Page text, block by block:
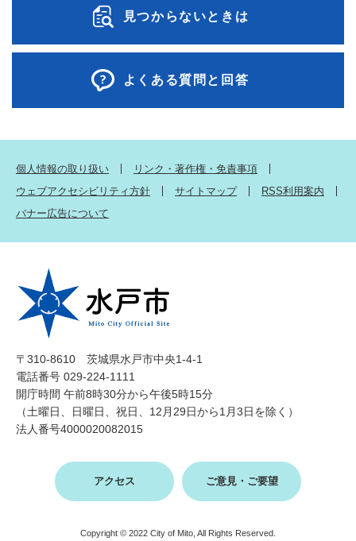
見つからないときは
よくある質問と回答
個人情報の取り扱い
リンク・著作権・免責事項
ウェブアクセシビリティ方針
サイトマップ
RSS利用案内
バナー広告について
〒310-8610 茨城県水戸市中央1-4-1
電話番号 029-224-1111
開庁時間 午前8時30分から午後5時15分
（土曜日、日曜日、祝日、12月29日から1月3日を除く）
法人番号4000020082015
アクセス ご意見・ご要望
Copyright © 2022 City of Mito, All Rights Reserved.